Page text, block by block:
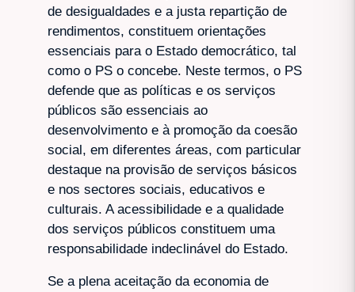
de desigualdades e a justa repartição de
rendimentos, constituem orientações
essenciais para o Estado democrático, tal
como o PS o concebe. Neste termos, o PS
defende que as políticas e os serviços
públicos são essenciais ao
desenvolvimento e à promoção da coesão
social, em diferentes áreas, com particular
destaque na provisão de serviços básicos
e nos sectores sociais, educativos e
culturais. A acessibilidade e a qualidade
dos serviços públicos constituem uma
responsabilidade indeclinável do Estado.
Se a plena aceitação da economia de